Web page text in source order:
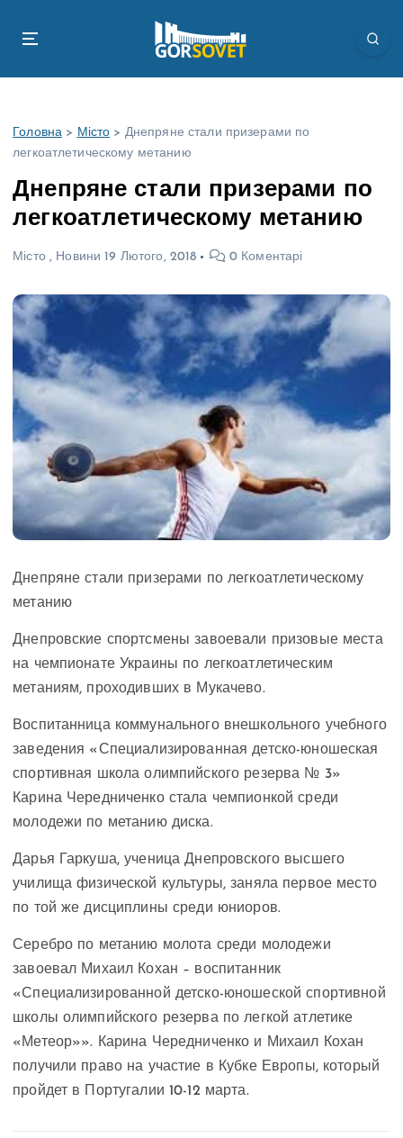
Головна > Місто > Днепряне стали призерами по
легкоатлетическому метанию
Днепряне стали призерами по
легкоатлетическому метанию
Місто, Новини 19 Лютого, 2018 0 Коментарі
Днепряне стали призерами по легкоатлетическому
метанию
Днепровские спортсмены завоевали призовые места
на чемпионате Украины по легкоатлетическим
метаниям, проходивших в Мукачево.
Воспитанница коммунального внешкольного учебного
заведения «Специализированная детско-юношеская
спортивная школа олимпийского резерва № 3»
Карина Чередниченко стала чемпионкой среди
молодежи по метанию диска.
Дарья Гаркуша, ученица Днепровского высшего
училища физической культуры, заняла первое место
по той же дисциплины среди юниоров.
Серебро по метанию молота среди молодежи
завоевал Михаил Кохан – воспитанник
«Специализированной детско-юношеской спортивной
школы олимпийского резерва по легкой атлетике
«Метеор»». Карина Чередниченко и Михаил Кохан
получили право на участие в Кубке Европы, который
пройдет в Португалии 10-12 марта.